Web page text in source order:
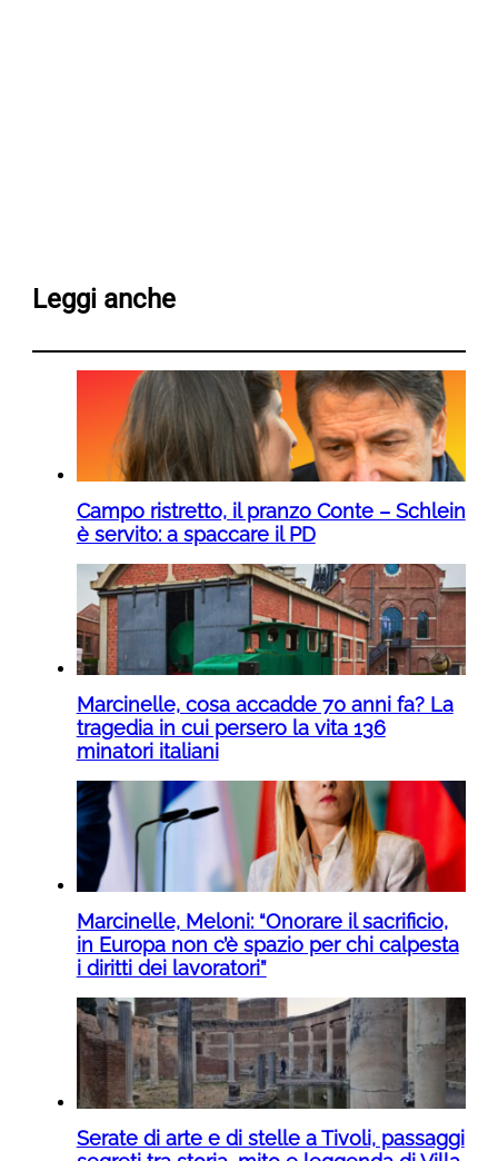
Leggi anche
Campo ristretto, il pranzo Conte – Schlein
è servito: a spaccare il PD
Marcinelle, cosa accadde 70 anni fa? La
tragedia in cui persero la vita 136
minatori italiani
Marcinelle, Meloni: “Onorare il sacrificio,
in Europa non c’è spazio per chi calpesta
i diritti dei lavoratori”
Serate di arte e di stelle a Tivoli, passaggi